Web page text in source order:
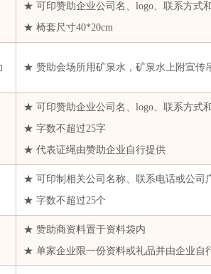
实化工有限公司
华孚纺织有限公司
新材料股份有限公司
汇特材料有限公司
宝物产有限责任公司
控股集团股份有限公司
同裕实业有限公司
恒昌物产有限公司
★ 可印赞助企业公司名、logo、联系方式
★ 椅套尺寸40*20cm
★ 赞助会场所用矿泉水，矿泉水上附宣传
★ 可印赞助企业公司名、logo、联系方式
★ 字数不超过25字
★ 代表证绳由赞助企业自行提供
★ 可印制相关公司名称、联系电话或公司
★ 字数不超过25个
★ 赞助商资料置于资料袋内
★ 单家企业限一份资料或礼品并由企业自